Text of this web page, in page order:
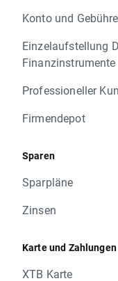
Konto und
Einzelaufstellung
Finanzinstrumente
Professioneller
Firmendepot
Sparen
Sparpläne
Zinsen
Karte und Zahlungen
XTB Karte